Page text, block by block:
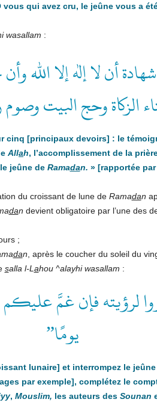
vous qui avez cru, le jeûne vous a
wasallam :
أن لا إله إلا الله
الزكاة وحج البيت
cinq [principaux devoirs] : le
Allah, l’accomplissement de la
jeûne de Ramadan. » [rapportée par
du croissant de lune de Ramadan
dan devient obligatoire par l’une des
;
dan , après le coucher du soleil du
salla l-L ahou ^alayhi wasallam :
لرؤيته فإن غمَّ
يومًا”
lunaire] et interrompez le jeûne
par exemple], complétezle
, Mouslim, les auteurs des Sounan